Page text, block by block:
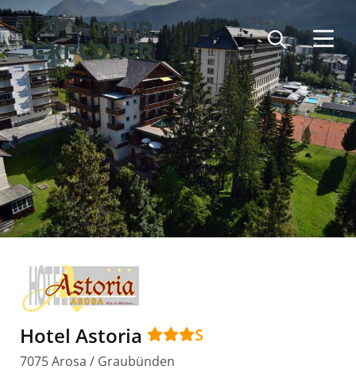
Direkt
zum
Inhalt
Image
Hotel Astoria S
7075 Arosa / Graubünden